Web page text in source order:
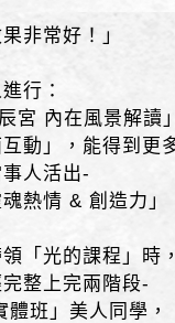
非常好！」
行：
宮 內在風景解讀
動」，能得到更
人活出-
熱情 & 創造力」
「光的課程」時
整上完兩階段-
體班」美人同學，